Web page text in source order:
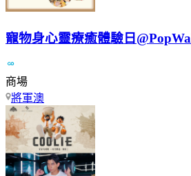
寵物身心靈療癒體驗日
商場
將軍澳